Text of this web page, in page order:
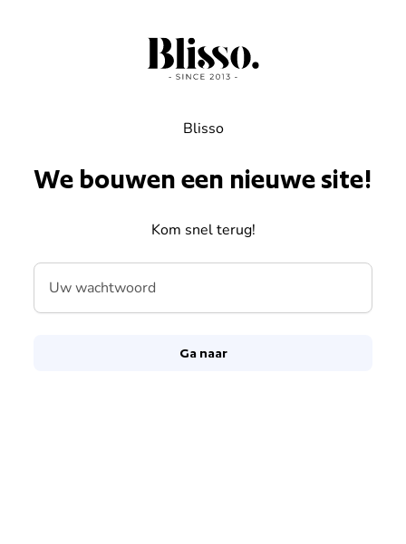
Blisso
We bouwen een nieuwe site!
Kom snel terug!
Uw wachtwoord
Ga naar